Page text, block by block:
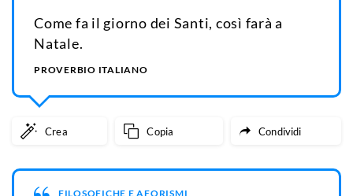
Come fa il giorno dei Santi, così farà a
Natale.
PROVERBIO ITALIANO
Crea Copia Condividi
FILOSOFICHE E AFORISMI